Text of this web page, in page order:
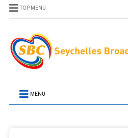
TOP MENU
MENU